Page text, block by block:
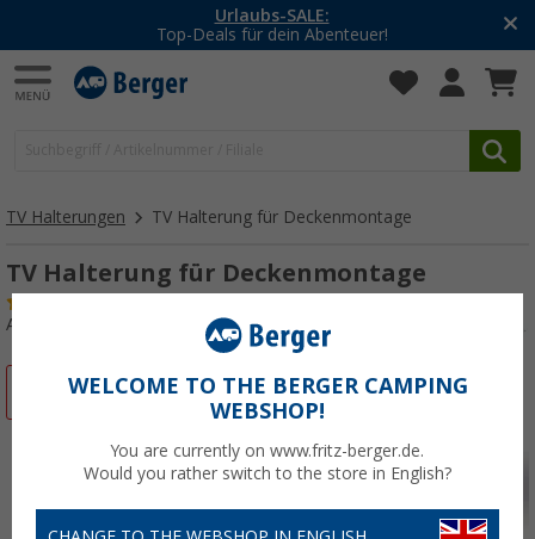
-20% auf Kleidung und Schuhe
Mit dem Aktionscode20SSV
TV Halterungen TV Halterung für Deckenmontage
TV Halterung für Deckenmontage
Art.-Nr.: 190610
WELCOME TO THE BERGER CAMPING
WEBSHOP!
You are currently on www.fritz-berger.de.
Would you rather switch to the store in English?